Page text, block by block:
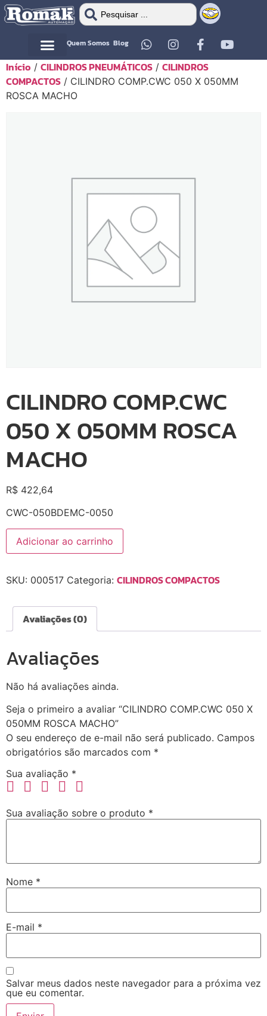
Quem Somos Blog
Início / CILINDROS PNEUMÁTICOS / CILINDROS
COMPACTOS / CILINDRO COMP.CWC 050 X 050MM
ROSCA MACHO
CILINDRO COMP.CWC
050 X 050MM ROSCA
MACHO
R$ 422,64
CWC-050BDEMC-0050
Adicionar ao carrinho
SKU: 000517 Categoria: CILINDROS COMPACTOS
Avaliações (0)
Avaliações
Não há avaliações ainda.
Seja o primeiro a avaliar “CILINDRO COMP.CWC 050 X
050MM ROSCA MACHO”
O seu endereço de e-mail não será publicado. Campos
obrigatórios são marcados com *
Sua avaliação *
Sua avaliação sobre o produto *
Nome *
E-mail *
Salvar meus dados neste navegador para a próxima vez
que eu comentar.